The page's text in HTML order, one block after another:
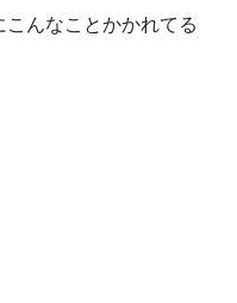
んなことかかれてる